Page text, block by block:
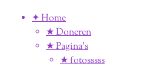
✦ Home
★ Doneren
★ Pagina’s
★ fotosssss